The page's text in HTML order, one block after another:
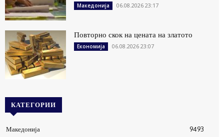
Македонија 06.08.2026 23:17
Повторно скок на цената на златото
Економија 06.08.2026 23:07
КАТЕГОРИИ
Македонија
9493